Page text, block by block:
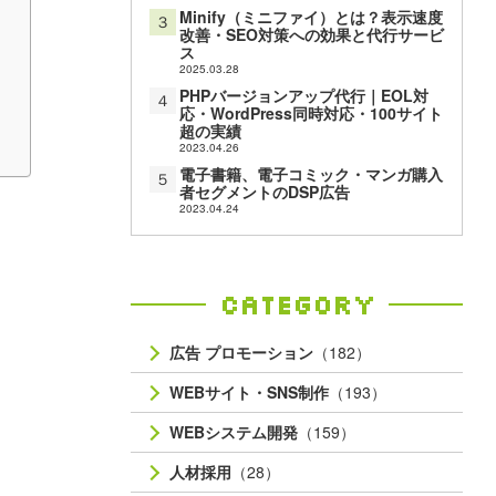
３ Minify（ミニファイ）とは？表示速度
改善・SEO対策への効果と代行サービ
ス
2025.03.28
４ PHPバージョンアップ代行｜EOL対
応・WordPress同時対応・100サイト
超の実績
2023.04.26
５ 電子書籍、電子コミック・マンガ購入
者セグメントのDSP広告
2023.04.24
Category
広告 プロモーション （182）
WEBサイト・SNS制作 （193）
WEBシステム開発 （159）
人材採用 （28）